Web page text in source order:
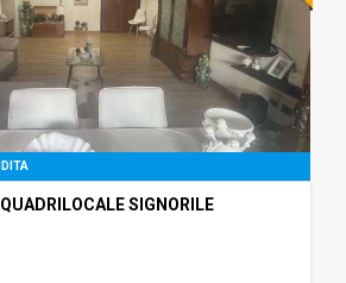
SIGNORILE